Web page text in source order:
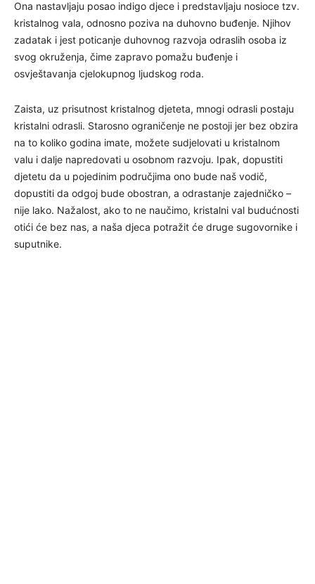
Ona nastavljaju posao indigo djece i predstavljaju nosioce tzv.
kristalnog vala, odnosno poziva na duhovno buđenje. Njihov
zadatak i jest poticanje duhovnog razvoja odraslih osoba iz
svog okruženja, čime zapravo pomažu buđenje i
osvještavanja cjelokupnog ljudskog roda.
Zaista, uz prisutnost kristalnog djeteta, mnogi odrasli postaju
kristalni odrasli. Starosno ograničenje ne postoji jer bez obzira
na to koliko godina imate, možete sudjelovati u kristalnom
valu i dalje napredovati u osobnom razvoju. Ipak, dopustiti
djetetu da u pojedinim područjima ono bude naš vodič,
dopustiti da odgoj bude obostran, a odrastanje zajedničko –
nije lako. Nažalost, ako to ne naučimo, kristalni val budućnosti
otići će bez nas, a naša djeca potražit će druge sugovornike i
suputnike.